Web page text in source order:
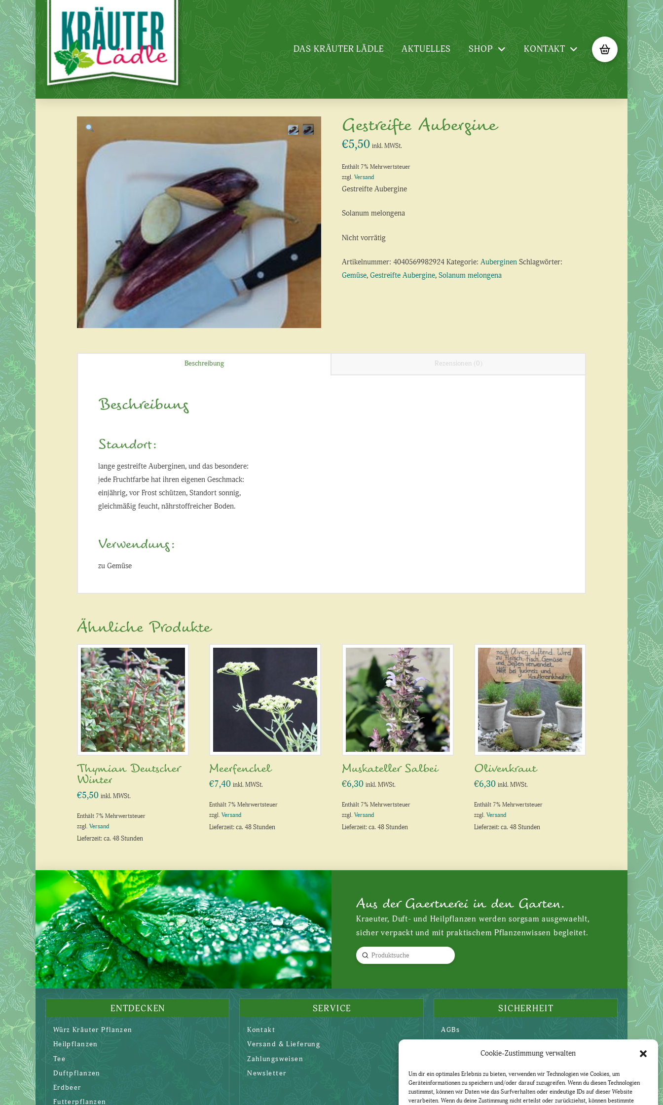
Cookie-Zustimmung verwalten
Um dir ein optimales Erlebnis zu bieten, verwenden wir Technologien wie Cookies, um
Geräteinformationen zu speichern und/oder darauf zuzugreifen. Wenn du diesen Technologien
zustimmst, können wir Daten wie das Surfverhalten oder eindeutige IDs auf dieser Website
verarbeiten. Wenn du deine Zustimmung nicht erteilst oder zurückziehst, können bestimmte
DAS KRÄUTER LÄDLE AKTUELLES SHOP KONTAKT
Gestreifte Aubergine
€5,50 inkl. MWSt.
Enthält 7% Mehrwertsteuer
zzgl. Versand
Gestreifte Aubergine
Solanum melongena
Nicht vorrätig
Artikelnummer: 4040569982924 Kategorie: Auberginen Schlagwörter:
Gemüse, Gestreifte Aubergine, Solanum melongena
Beschreibung Rezensionen (0)
Beschreibung
Standort:
lange gestreifte Auberginen, und das besondere:
jede Fruchtfarbe hat ihren eigenen Geschmack:
einjährig, vor Frost schützen, Standort sonnig,
gleichmäßig feucht, nährstoffreicher Boden.
Verwendung:
zu Gemüse
Ähnliche Produkte
Thymian Deutscher
Winter
€5,50 inkl. MWSt.
Enthält 7% Mehrwertsteuer
zzgl. Versand
Lieferzeit: ca. 48 Stunden
Meerfenchel
€7,40 inkl. MWSt.
Enthält 7% Mehrwertsteuer
zzgl.Versand
Lieferzeit: ca. 48 Stunden
Muskateller Salbei
€6,30 inkl. MWSt.
Enthält 7% Mehrwertsteuer
zzgl. Versand
Lieferzeit: ca. 48 Stunden
Olivenkraut
€6,30 inkl. MWSt.
Enthält 7% Mehrwertsteuer
zzgl. Versand
Lieferzeit: ca. 48 Stunden
Aus der Gaertnerei in den Garten.
Kraeuter, Duft- und Heilpflanzen werden sorgsam ausgewaehlt,
sicher verpackt und mit praktischem Pflanzenwissen begleitet.
Search
Submit
ENTDECKEN
Würz Kräuter Pflanzen
Heilpflanzen
Tee
Duftpflanzen
Erdbeer
Futterpflanzen
SERVICE
Kontakt
Versand & Lieferung
Zahlungsweisen
Newsletter
SICHERHEIT
AGBs
Impressum